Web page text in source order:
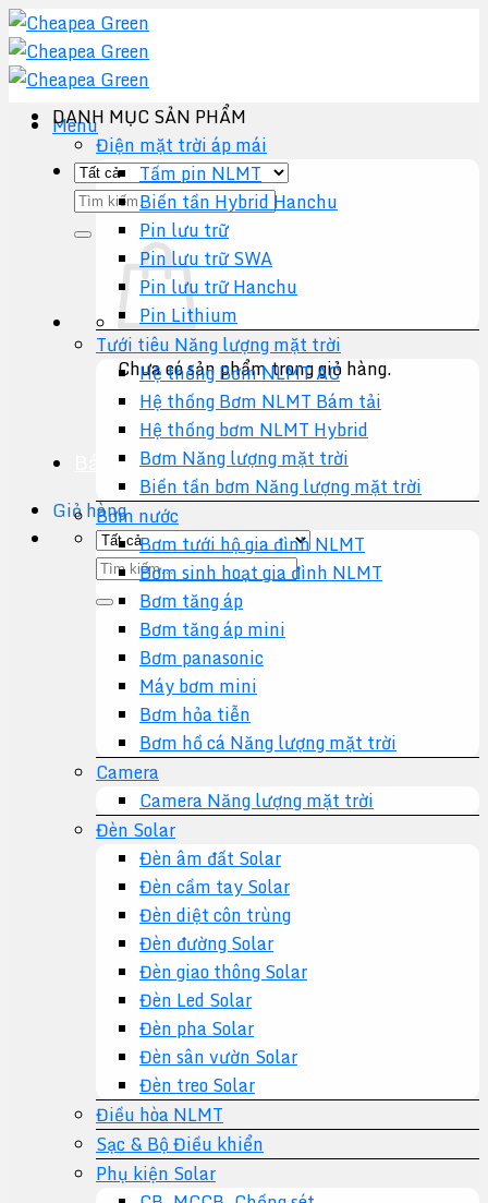
Chuyển
đến
nội
dung
Menu
Tìm
kiếm:
Chưa có sản phẩm trong giỏ hàng.
Quay trở lại cửa hàng
Báo giá +
Giỏ hàng
Tìm
kiếm:
DANH MỤC SẢN PHẨM
Điện mặt trời áp mái
Tấm pin NLMT
Biến tần Hybrid Hanchu
Pin lưu trữ
Pin lưu trữ SWA
Pin lưu trữ Hanchu
Pin Lithium
Tưới tiêu Năng lượng mặt trời
Hệ thống Bơm NLMT AC
Hệ thống Bơm NLMT Bám tải
Hệ thống bơm NLMT Hybrid
Bơm Năng lượng mặt trời
Biến tần bơm Năng lượng mặt trời
Bơm nước
Bơm tưới hộ gia đình NLMT
Bơm sinh hoạt gia đình NLMT
Bơm tăng áp
Bơm tăng áp mini
Bơm panasonic
Máy bơm mini
Bơm hỏa tiễn
Bơm hồ cá Năng lượng mặt trời
Camera
Camera Năng lượng mặt trời
Đèn Solar
Đèn âm đất Solar
Đèn cầm tay Solar
Đèn diệt côn trùng
Đèn đường Solar
Đèn giao thông Solar
Đèn Led Solar
Đèn pha Solar
Đèn sân vườn Solar
Đèn treo Solar
Điều hòa NLMT
Sạc & Bộ Điều khiển
Phụ kiện Solar